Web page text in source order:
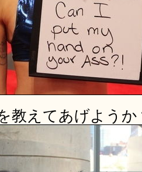
教えてあげようか